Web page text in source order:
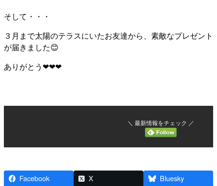
そして・・・
３月まで太陽のテラスにいたお友達から、素敵なプレゼント
が届きました😊
ありがとう❤❤❤
＼ 最新情報をチェック ／
Facebook X
Bluesky